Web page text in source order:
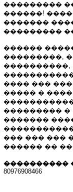
���������
������!
�������
���������
������
���������,
����������,
���� ���
����� �
��������� �
�������
��� ��� ���
������ ��
����������
80976908466